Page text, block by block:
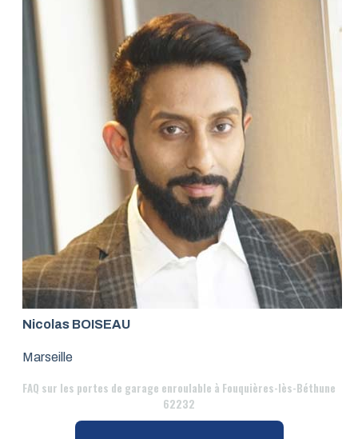
Nicolas BOISEAU
Marseille
FAQ sur les portes de garage enroulable à Fouquières-lès-Béthune
62232